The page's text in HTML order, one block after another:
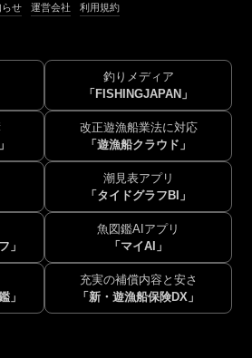
らせ 運営会社 利用規約
釣りメディア
「FISHINGJAPAN」
改正遊漁船業法に対応
「遊漁船クラウド」
潮見表アプリ
「タイドグラフBI」
」
魚図鑑AIアプリ
「マイAI」
」
充実の補償内容と安さ
「新・遊漁船保険DX」